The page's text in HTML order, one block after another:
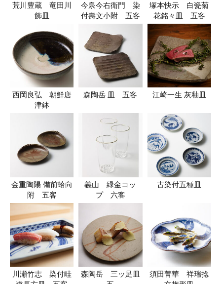
荒川豊蔵 竜田川
飾皿
今泉今右衛門 染
付壽文小附 五客
塚本快示 白瓷菊
花銘々皿 五客
西岡良弘 朝鮮唐
津鉢
森陶岳 皿 五客 江崎一生 灰釉皿
金重陶陽 備前蛤向
附 五客
義山 緑金コッ
プ 六客
古染付五種皿
川瀬竹志 染付畦
森陶岳 三ッ足皿
須田菁華 祥瑞捻